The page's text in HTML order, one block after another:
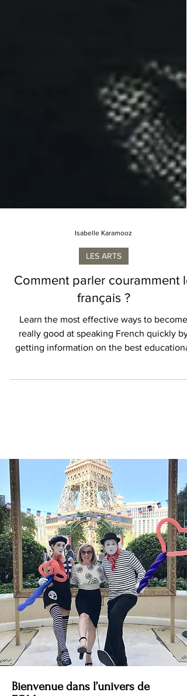
Comment parler couramment le
français ?
Learn the most effective ways to become
really good at speaking French quickly by
methods and...